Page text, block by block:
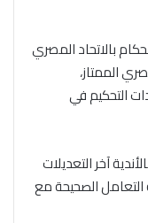
بالاتحاد المصري
الممتاز،
التحكيم في
آخر التعديلات
الصحيحة مع